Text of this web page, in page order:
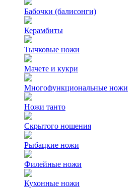
Бабочки (балисонги)
Керамбиты
Тычковые ножи
Мачете и кукри
Многофункциональные ножи
Ножи танто
Скрытого ношения
Рыбацкие ножи
Филейные ножи
Кухонные ножи